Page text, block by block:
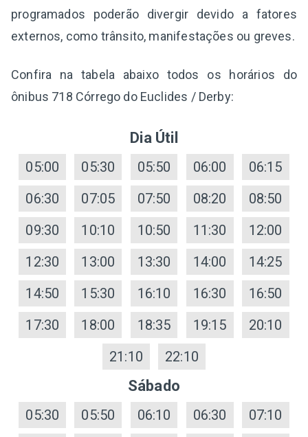
programados poderão divergir devido a fatores
externos, como trânsito, manifestações ou greves.
Confira na tabela abaixo todos os horários do
ônibus 718 Córrego do Euclides / Derby:
Dia Útil
05:00 05:30 05:50 06:00
06:15
06:30
07:05 07:50 08:20
08:50
09:30
10:10 10:50 11:30
12:00
12:30
13:00 13:30 14:00
14:25
14:50
15:30 16:10 16:30
16:50
17:30
18:00 18:35 19:15
20:10
21:10
22:10
Sábado
05:30 05:50 06:10 06:30
07:10